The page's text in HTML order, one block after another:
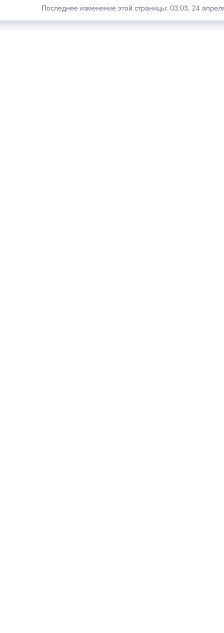
Последнее изменение этой страницы: 03:03, 24